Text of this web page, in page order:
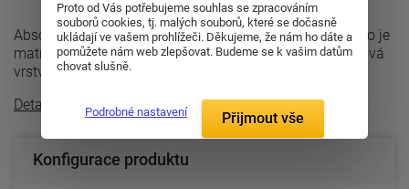
Absolutní odlehčení těla bez Visco pěna a bez pocení, to je
matrace Spirit Superior Cloud v setu 1+1. Skladba: Fialová
vrstva - S4420GT ...
Detailní popis
Konfigurace produktu
Proto od Vás potřebujeme souhlas se zpracováním
souborů cookies, tj. malých souborů, které se dočasně
ukládají ve vašem prohlížeči. Děkujeme, že nám ho dáte a
pomůžete nám web zlepšovat. Budeme se k vašim datům
chovat slušně.
Podrobné nastavení Přijmout vše